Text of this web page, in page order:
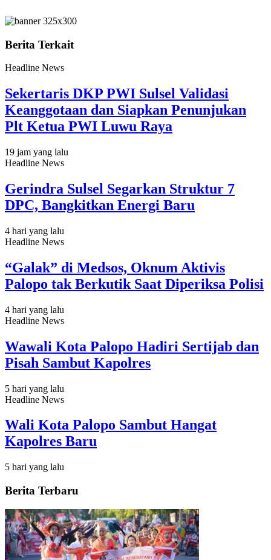
Berita Terkait
Headline News
Sekertaris DKP PWI Sulsel Validasi
Keanggotaan dan Siapkan Penunjukan
Plt Ketua PWI Luwu Raya
19 jam yang lalu
Headline News
Gerindra Sulsel Segarkan Struktur 7
DPC, Bangkitkan Energi Baru
4 hari yang lalu
Headline News
“Galak” di Medsos, Oknum Aktivis
Palopo tak Berkutik Saat Diperiksa Polisi
4 hari yang lalu
Headline News
Wawali Kota Palopo Hadiri Sertijab dan
Pisah Sambut Kapolres
5 hari yang lalu
Headline News
Wali Kota Palopo Sambut Hangat
Kapolres Baru
5 hari yang lalu
Berita Terbaru